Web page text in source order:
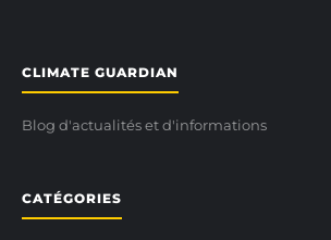
CLIMATE GUARDIAN
Blog d'actualités et d'informations
CATÉGORIES